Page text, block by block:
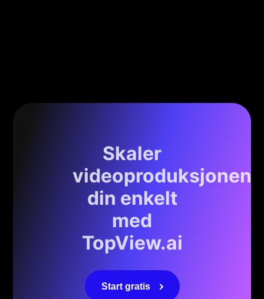
Skaler
videoproduksjonen
din enkelt
med
TopView.ai
Start gratis